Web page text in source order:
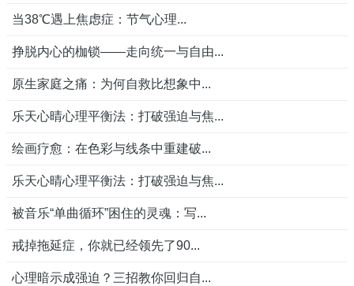
当38℃遇上焦虑症：节气心理...
挣脱内心的枷锁——走向统一与自由...
原生家庭之痛：为何自救比想象中...
乐天心晴心理平衡法：打破强迫与焦...
绘画疗愈：在色彩与线条中重建破...
乐天心晴心理平衡法：打破强迫与焦...
被音乐“单曲循环”困住的灵魂：写...
戒掉拖延症，你就已经领先了90...
心理暗示成强迫？三招教你回归自...